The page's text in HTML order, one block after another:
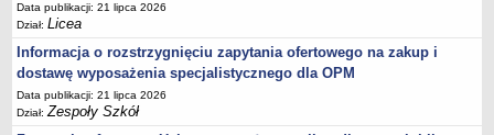
Data publikacji: 21 lipca 2026
Dział:Licea
Informacja o rozstrzygnięciu zapytania ofertowego na zakup i
dostawę wyposażenia specjalistycznego dla OPM
Data publikacji: 21 lipca 2026
Dział:Zespoły Szkół